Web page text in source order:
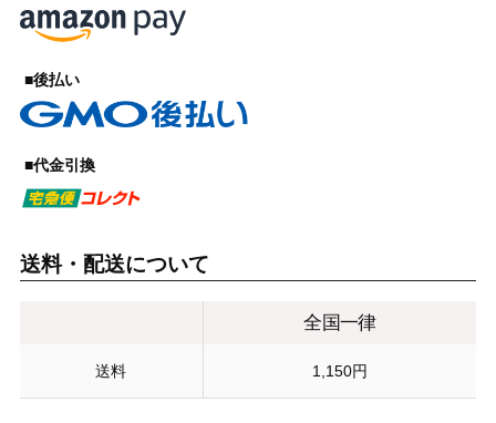
■後払い
■代金引換
送料・配送について
全国一律
送料 1,150円